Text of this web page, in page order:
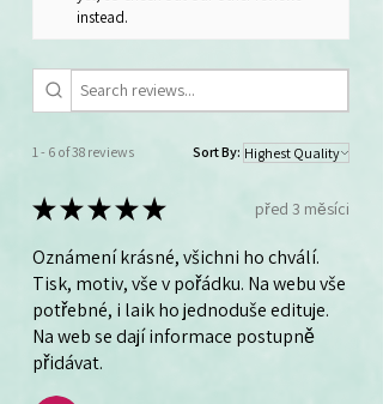
instead.
1 - 6 of 38 reviews Sort By:
★★★★★ před 3 měsíci
Oznámení krásné, všichni ho chválí.
Tisk, motiv, vše v pořádku. Na webu vše
potřebné, i laik ho jednoduše edituje.
Na web se dají informace postupně
přidávat.